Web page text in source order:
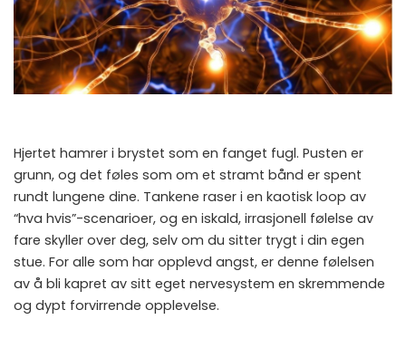
Hjertet hamrer i brystet som en fanget fugl. Pusten er
grunn, og det føles som om et stramt bånd er spent
rundt lungene dine. Tankene raser i en kaotisk loop av
“hva hvis”-scenarioer, og en iskald, irrasjonell følelse av
fare skyller over deg, selv om du sitter trygt i din egen
stue. For alle som har opplevd angst, er denne følelsen
av å bli kapret av sitt eget nervesystem en skremmende
og dypt forvirrende opplevelse.